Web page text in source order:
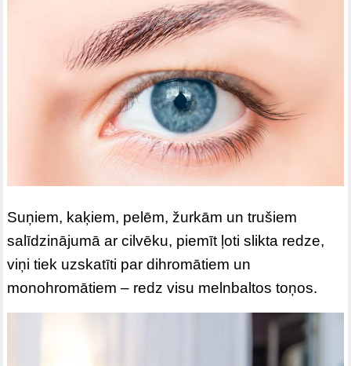
Suņiem, kaķiem, pelēm, žurkām un trušiem
salīdzinājumā ar cilvēku, piemīt ļoti slikta redze,
viņi tiek uzskatīti par dihromātiem un
monohromātiem – redz visu melnbaltos toņos.